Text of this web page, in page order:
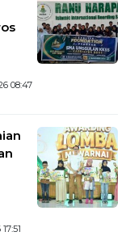
08:47